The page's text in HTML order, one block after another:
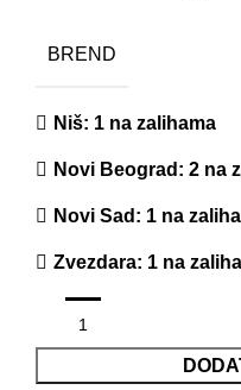
BREND
Niš: 1 na zalihama
Novi Beograd : 2 na
Novi Sad : 1 na
Zvezdara: 1 na